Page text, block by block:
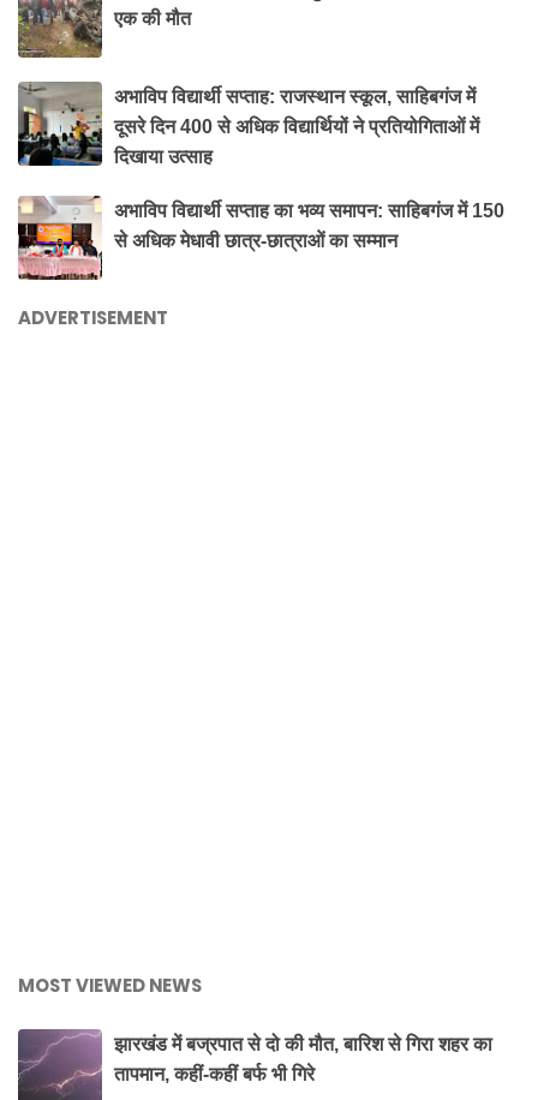
एक की मौत
अभाविप विद्यार्थी सप्ताह: राजस्थान स्कूल, साहिबगंज में
दूसरे दिन 400 से अधिक विद्यार्थियों ने प्रतियोगिताओं में
दिखाया उत्साह
अभाविप विद्यार्थी सप्ताह का भव्य समापन: साहिबगंज में 150
से अधिक मेधावी छात्र-छात्राओं का सम्मान
ADVERTISEMENT
MOST VIEWED NEWS
झारखंड में बज्रपात से दो की मौत, बारिश से गिरा शहर का
तापमान, कहीं-कहीं बर्फ भी गिरे